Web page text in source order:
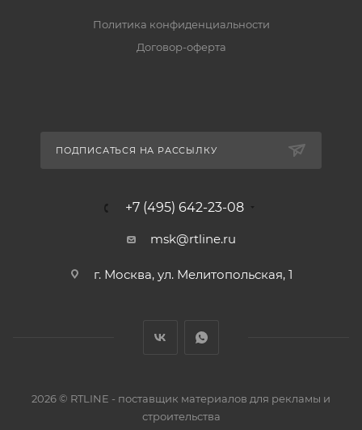
Политика конфиденциальности
Договор-оферта
ПОДПИСАТЬСЯ НА РАССЫЛКУ
+7 (495) 642-23-08
msk@rtline.ru
г. Москва, ул. Мелитопольская, 1
2026 © RTLINE - поставщик материалов для рекламы и
строительства